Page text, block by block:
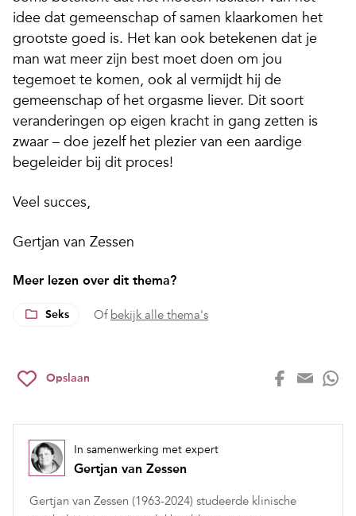
idee dat gemeenschap of samen klaarkomen het
grootste goed is. Het kan ook betekenen dat je
man wat meer zijn best moet doen om jou
tegemoet te komen, ook al vermijdt hij de
gemeenschap of het orgasme liever. Dit soort
veranderingen op eigen kracht in gang zetten is
zwaar – doe jezelf het plezier van een aardige
begeleider bij dit proces!
Veel succes,
Gertjan van Zessen
Meer lezen over dit thema?
Seks Of bekijk alle thema's
Opslaan
In samenwerking met expert
Gertjan van Zessen
Gertjan van Zessen (1963-2024) studeerde klinische